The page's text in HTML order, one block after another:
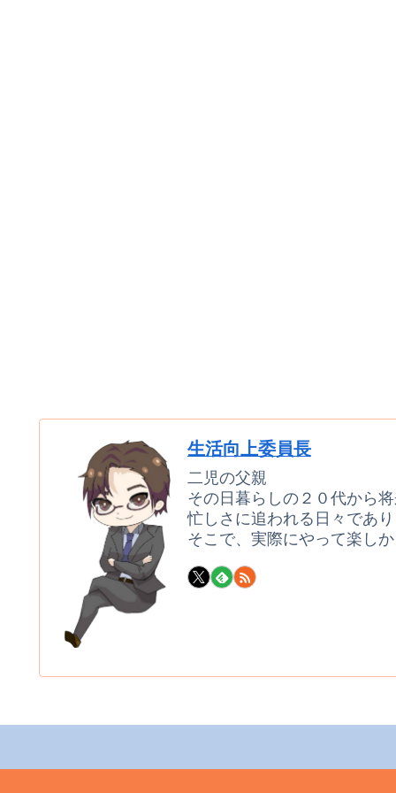
生活向上委員長
二児の父親
その日暮らしの２０代から
忙しさに追われる日々であ
そこで、実際にやって楽し